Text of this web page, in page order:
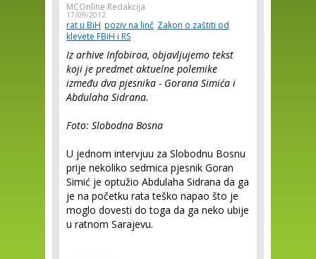
MCOnline Redakcija
17/09/2012
rat u BiH poziv na linč Zakon o zaštiti od
klevete FBiH i RS
Iz arhive Infobiroa, objavljujemo tekst
koji je predmet aktuelne polemike
između dva pjesnika - Gorana Simića i
Abdulaha Sidrana.
Foto: Slobodna Bosna
U jednom intervjuu za Slobodnu Bosnu
prije nekoliko sedmica pjesnik Goran
Simić je optužio Abdulaha Sidrana da ga
je na početku rata teško napao što je
moglo dovesti do toga da ga neko ubije
u ratnom Sarajevu.